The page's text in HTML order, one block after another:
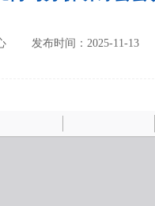
发布时间：2025-11-13